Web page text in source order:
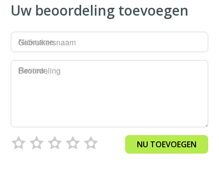
Uw beoordeling toevoegen
Gebruikersnaam
Beoordeling
NU TOEVOEGEN